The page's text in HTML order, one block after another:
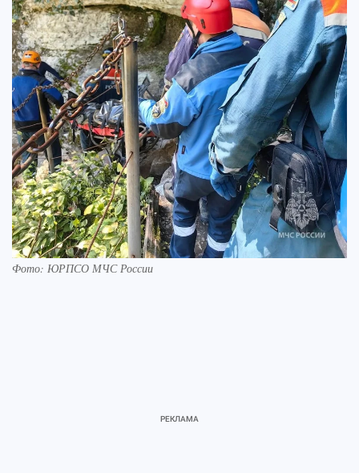
Фото: ЮРПСО МЧС России